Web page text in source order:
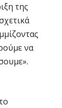
της
να